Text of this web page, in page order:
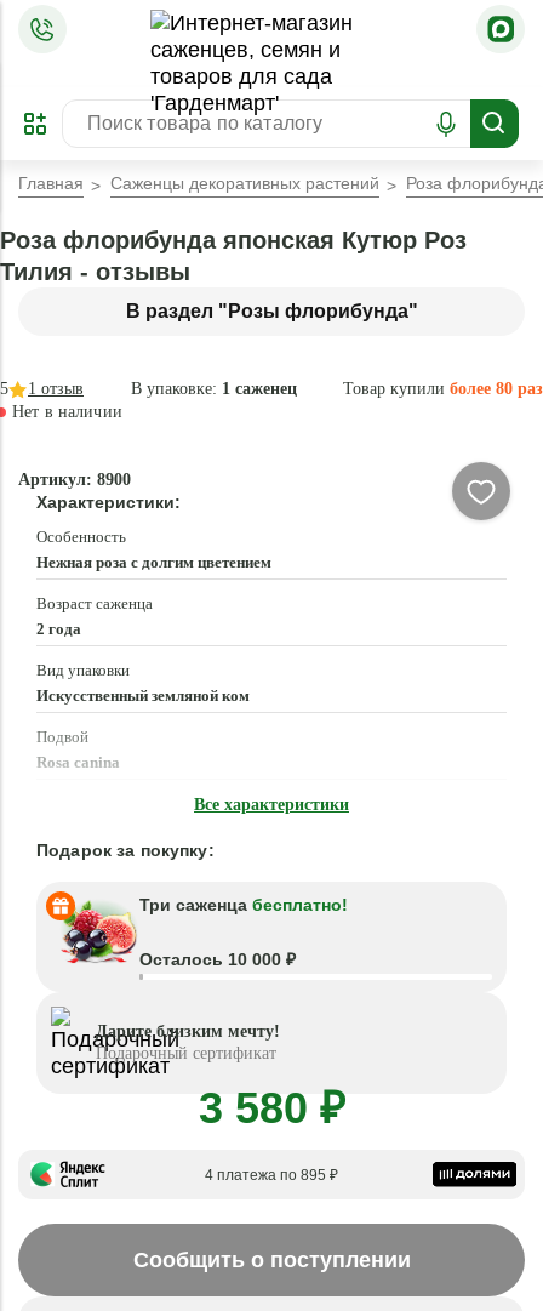
ПРЕДЗАКАЗ
ЗАБРОНИРОВАТЬ
ЛУЧШЕЕ
Главная Саженцы декоративных растений Роза
В раздел "Розы флорибунда"
Роза флорибунда японская Кутюр Роз
Тилия - отзывы
В упаковке: 1 саженец Товар купили более 80 раз
5 1 отзыв
Нет в наличии
Артикул: 8900
Характеристики:
Особенность
Нежная роза с долгим цветением
Возраст саженца
2 года
Вид упаковки
Искусственный земляной ком
Подвой
Rosa canina
Все характеристики
Подарок за покупку:
Три саженца бесплатно!
Осталось 10 000 ₽
Дарите близким мечту!
Подарочный сертификат
3 580 ₽
4 платежа по 895 ₽
Сообщить о поступлении